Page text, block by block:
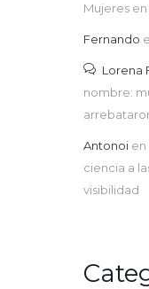
Mujeres
Fernando
Lorena
nombre:
Antonoi en
ciencia a
visibilidad